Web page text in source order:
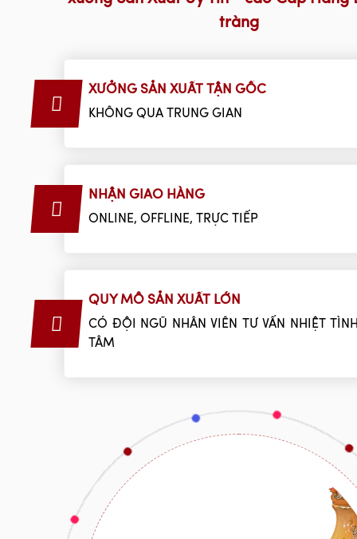
tràng
XƯỞNG SẢN XUẤT TẬN GỐC
KHÔNG QUA TRUNG GIAN
NHẬN GIAO HÀNG
ONLINE, OFFLINE, TRỰC TIẾP
QUY MÔ SẢN XUẤT LỚN
CÓ ĐỘI NGŨ NHÂN VIÊN TƯ VẤN NHIỆT
TÂM